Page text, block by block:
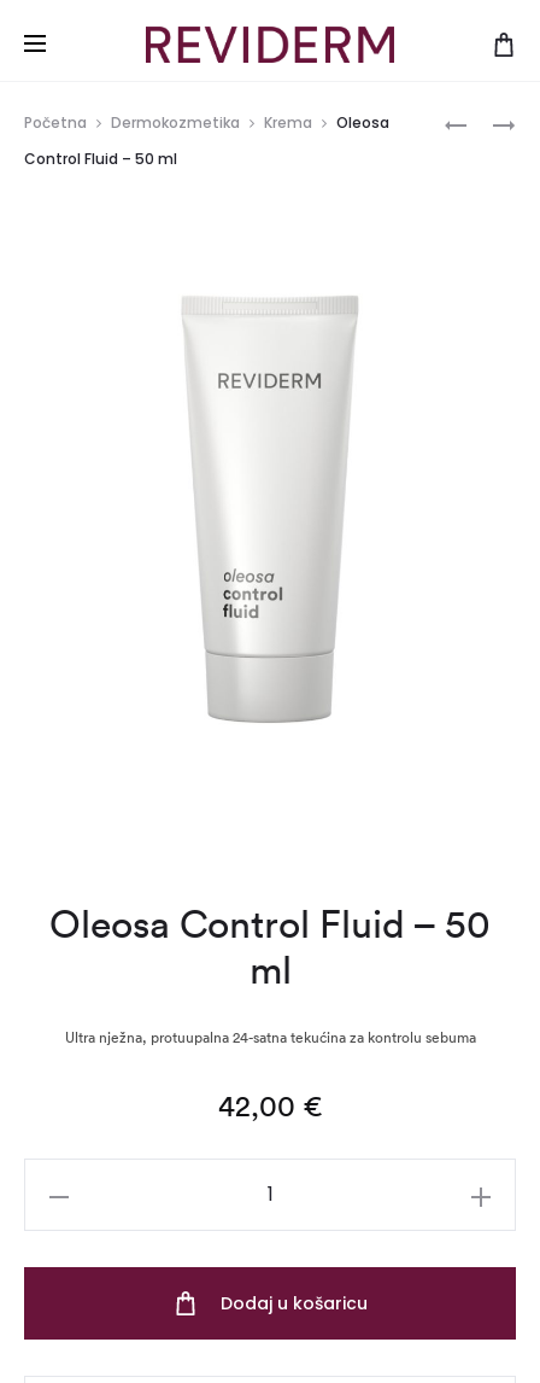
OLEOSA
SICCA
Početna Dermokozmetika Krema
Oleosa
Control Fluid – 50 ml
Oleosa Control Fluid – 50
ml
Ultra nježna, protuupalna 24-satna tekućina za kontrolu sebuma
42,00 €
Dodaj u košaricu